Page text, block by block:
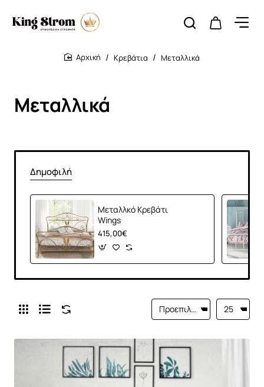
Κρεβάτια Μεταλλικά
Μεταλλικά
Δημοφιλή
Μεταλλκό Κρεβάτι
Wings
415,00€